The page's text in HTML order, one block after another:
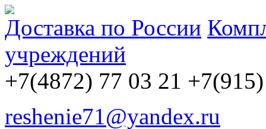
Доставка по России
учреждений
+7(4872) 77 03 21
reshenie71@yandex.ru